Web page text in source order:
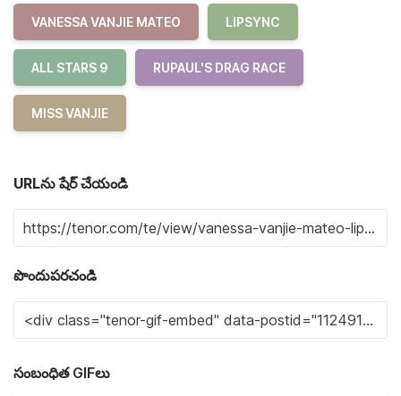
VANESSA VANJIE MATEO LIPSYNC
ALL STARS 9 RUPAUL'S DRAG RACE
MISS VANJIE
URLను షేర్ చేయండి
పొందుపరచండి
సంబంధిత GIFలు